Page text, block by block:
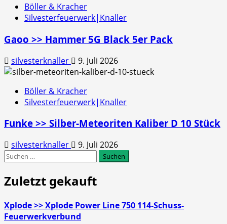
Böller & Kracher
Silvesterfeuerwerk|Knaller
Gaoo >> Hammer 5G Black 5er Pack
silvesterknaller 9. Juli 2026
Böller & Kracher
Silvesterfeuerwerk|Knaller
Funke >> Silber-Meteoriten Kaliber D 10 Stück
silvesterknaller
9. Juli 2026
Suchen
Zuletzt gekauft
Xplode >> Xplode Power Line 750 114-Schuss-
Feuerwerkverbund